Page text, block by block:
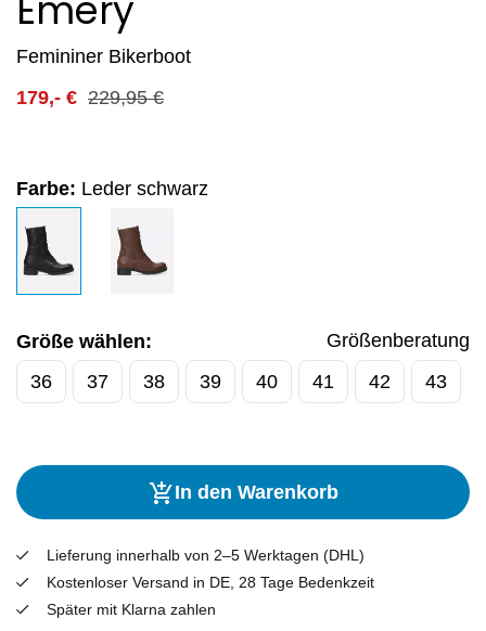
Emery
Femininer Bikerboot
229,95€
179,- €
Farbe: Leder schwarz
Größe wählen:
Größenberatung
36
37 38 39 40 41 42 43
In den Warenkorb
Lieferung innerhalb von 2–5 Werktagen (DHL)
Kostenloser Versand in DE, 28 Tage Bedenkzeit
Später mit Klarna zahlen